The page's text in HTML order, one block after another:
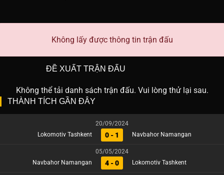
Không lấy được thông tin trận đấu
ĐỀ XUẤT TRẬN ĐẤU
Không thể tải danh sách trận đấu. Vui lòng thử lại sau.
THÀNH TÍCH GẦN ĐÂY
20/09/2024
Lokomotiv Tashkent
0 - 1 Navbahor Namangan
05/05/2024
Navbahor Namangan
4 - 0 Lokomotiv Tashkent